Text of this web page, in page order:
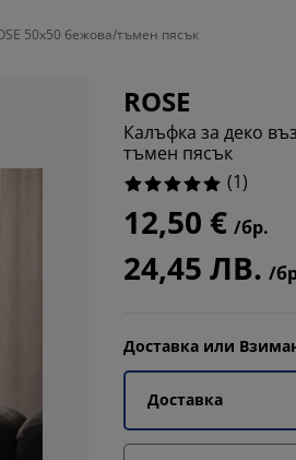
50x50 бежова/тъмен пясък
ROSE
Калъфка за деко
тъмен пясък
(1)
12,50 € /бр.
24,45 ЛВ. /
Доставка или
Доставка